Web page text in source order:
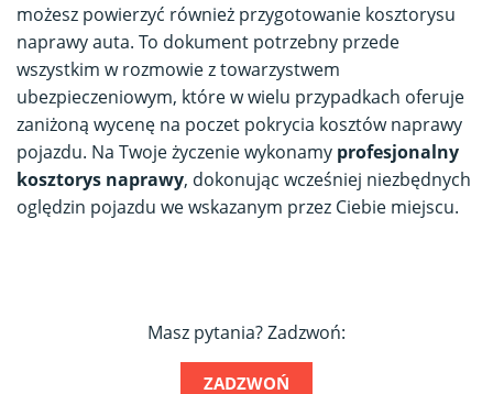
możesz powierzyć również przygotowanie kosztorysu
naprawy auta. To dokument potrzebny przede
wszystkim w rozmowie z towarzystwem
ubezpieczeniowym, które w wielu przypadkach oferuje
zaniżoną wycenę na poczet pokrycia kosztów naprawy
pojazdu. Na Twoje życzenie wykonamy profesjonalny
kosztorys naprawy, dokonując wcześniej niezbędnych
oględzin pojazdu we wskazanym przez Ciebie miejscu.
Masz pytania? Zadzwoń:
ZADZWOŃ